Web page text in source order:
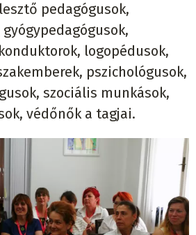
pedagógusok,
logopédusok,
pszichológusok,
szociális munkások,
védőnők a tagjai.